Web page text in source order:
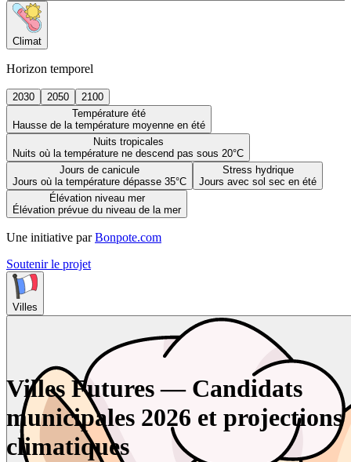
Climat
Horizon temporel
2030 2050
2100
Température été
Hausse de la température moyenne en été
Nuits tropicales
Nuits où la température ne descend pas sous 20°C
Jours de canicule
Jours où la température dépasse 35°C
Stress hydrique
Jours avec sol sec en été
Élévation niveau mer
Élévation prévue du niveau de la mer
Une initiative par Bonpote.com
Soutenir le projet
Villes
Villes Futures — Candidats
municipales 2026 et projections
climatiques